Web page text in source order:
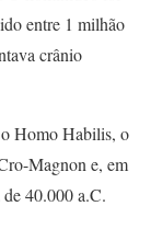
entre 1 milhão
crânio
o Homo Habilis, o
Magnon e, em
40.000 a.C.